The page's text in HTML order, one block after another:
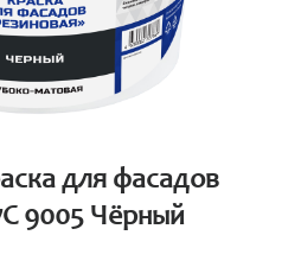
для фасадов
9005 Чёрный